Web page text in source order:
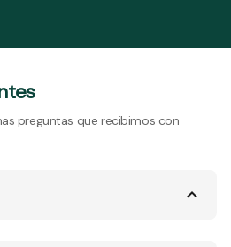
preguntas que recibimos con